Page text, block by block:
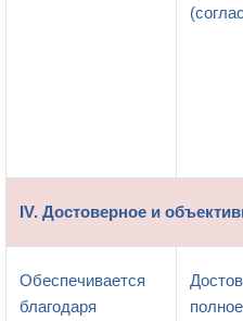
IV. Достоверное и
Обеспечивается
благодаря
полное